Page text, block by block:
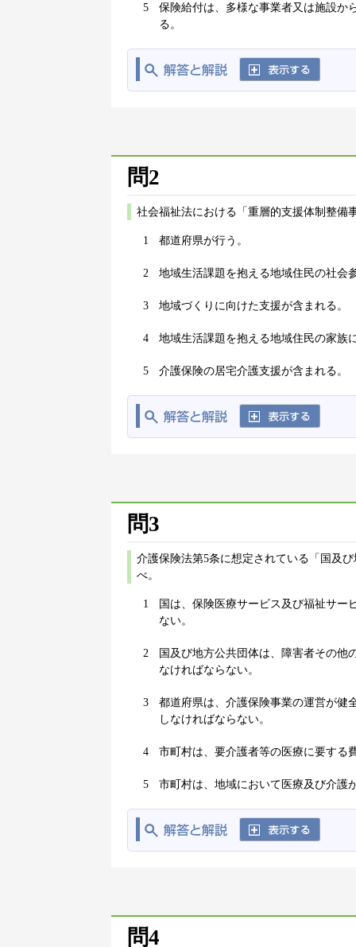
5
保険給付は、多様な事業者又は施設か
る。
問2
社会福祉法における「重層的支援体制整備
1 都道府県が行う。
2 地域生活課題を抱える地域住民の社会
3 地域づくりに向けた支援が含まれる。
4 地域生活課題を抱える地域住民の家族
5 介護保険の居宅介護支援が含まれる。
問3
介護保険法第5条に想定されている「国及
べ。
1
国は、保険医療サービス及び福祉サー
ない。
2
国及び地方公共団体は、障害者その他
なければならない。
3
都道府県は、介護保険事業の運営が健
しなければならない。
4 市町村は、要介護者等の医療に要する
5 市町村は、地域において医療及び介護
問4